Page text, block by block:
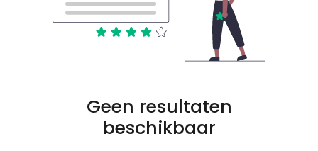
Geen resultaten
beschikbaar